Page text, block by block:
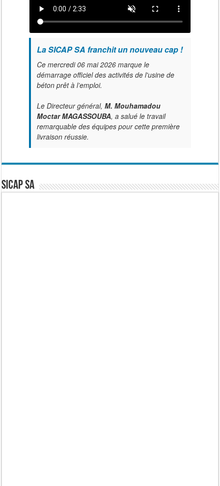
La SICAP SA franchit un nouveau cap !
Ce mercredi 06 mai 2026 marque le
démarrage officiel des activités de l'usine de
béton prêt à l’emploi.
Le Directeur général, M. Mouhamadou
Moctar MAGASSOUBA, a salué le travail
remarquable des équipes pour cette première
livraison réussie.
SICAP SA